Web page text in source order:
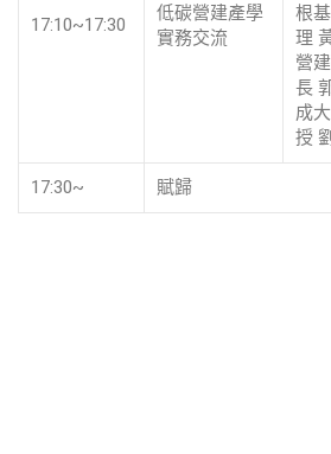
17:10~17:30
低碳營建產學
實務交流
根
理
營
長
成
授
17:30~ 賦歸